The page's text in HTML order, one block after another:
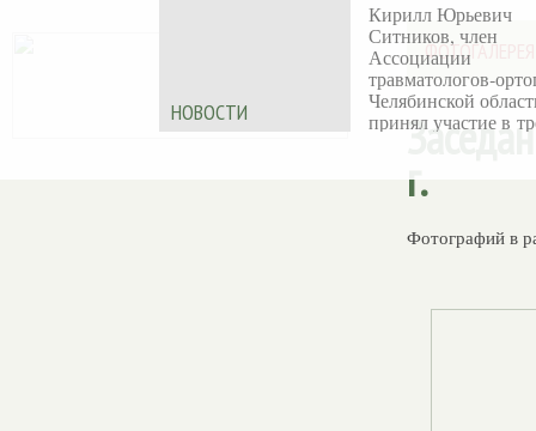
Кирилл Юрьевич
Ситников, член
Ассоциации
Челябинской
принял участие в
образовательной
«Артромастер—
Обучающее
KAZAN.
НОВОСТИ
ФОТОГАЛЕРЕЯ
г.
Фотографий в